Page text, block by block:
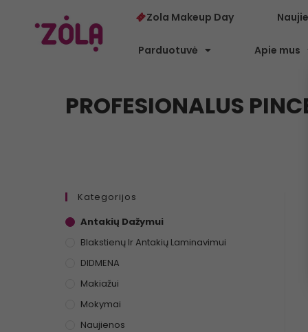
Zola Makeup Day
Parduotuvė Apie mus
PROFESIONALUS
Kategorijos
Antakių Dažymui
Blakstienų Ir Antakių Laminavimui
DIDMENA
Makiažui
Mokymai
Naujienos